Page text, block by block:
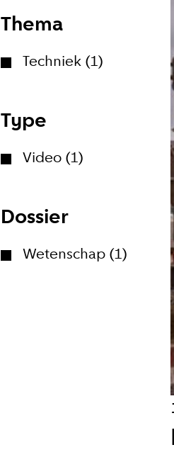
Amsterdam.
E-
Hoe
Bij elk
Ik ga
Thema
Techniek (1)
Type
Video (1)
Dossier
Wetenschap (1)